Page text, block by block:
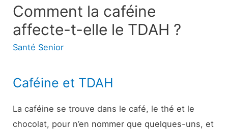
Comment la caféine
affecte-t-elle le TDAH ?
Santé Senior
Caféine et TDAH
La caféine se trouve dans le café, le thé et le
chocolat, pour n’en nommer que quelques-uns, et